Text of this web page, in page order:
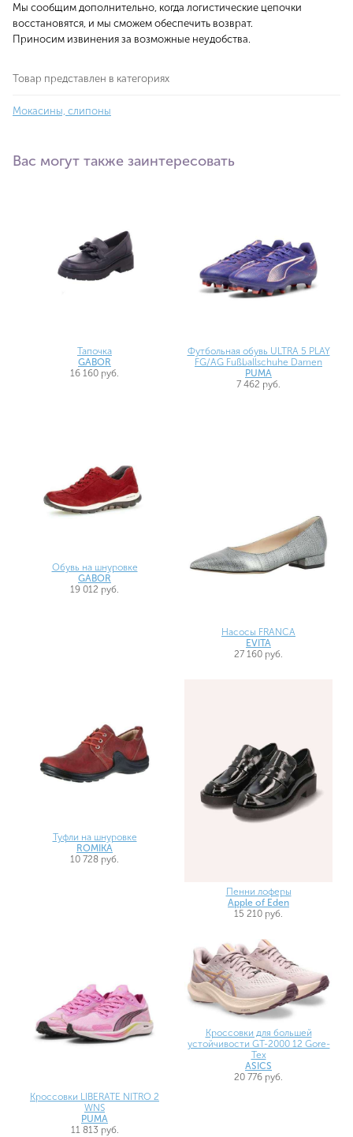
Мы сообщим дополнительно, когда логистические цепочки
восстановятся, и мы сможем обеспечить возврат.
Приносим извинения за возможные неудобства.
Товар представлен в категориях
Мокасины, слипоны
Вас могут также заинтересовать
Тапочка
GABOR
16 160 руб.
Футбольная обувь ULTRA 5 PLAY
FG/AG Fußballschuhe Damen
PUMA
7 462 руб.
Обувь на шнуровке
GABOR
19 012 руб.
Насосы FRANCA
EVITA
27 160 руб.
Туфли на шнуровке
ROMIKA
10 728 руб.
Пенни лоферы
Apple of Eden
15 210 руб.
Кроссовки LIBERATE NITRO 2
WNS
PUMA
11 813 руб.
Кроссовки для большей
устойчивости GT-2000 12 Gore-
Tex
ASICS
20 776 руб.